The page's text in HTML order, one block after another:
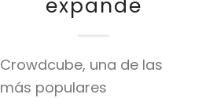
expande
Crowdcube, una de las
más populares